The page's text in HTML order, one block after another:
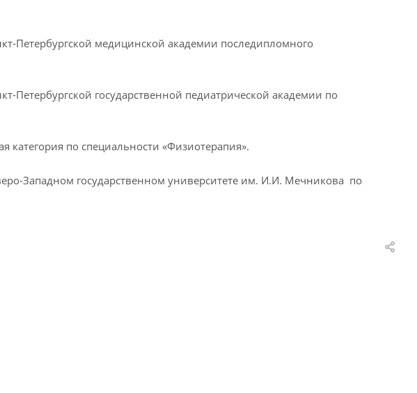
Петербургской медицинской академии последипломного
Петербургской государственной педиатрической академии по
по специальности «Физиотерапия».
Западном государственном университете им. И.И. Мечникова по